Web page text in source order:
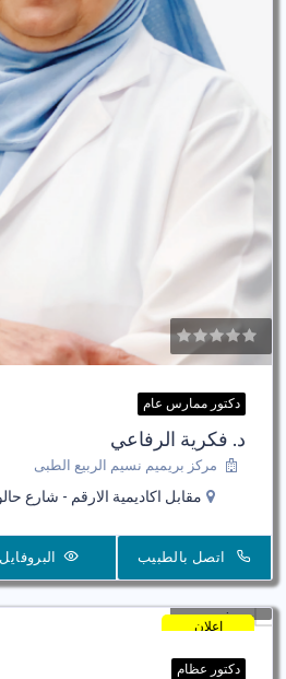
دكتور ممارس عام
د. فكرية الرفاعي
مركز بريميم نسيم الربيع الطبى
مقابل اكاديمية الارقم - شارع
اتصل بالطبيب البروفايل
اعلان
دكتور عظام